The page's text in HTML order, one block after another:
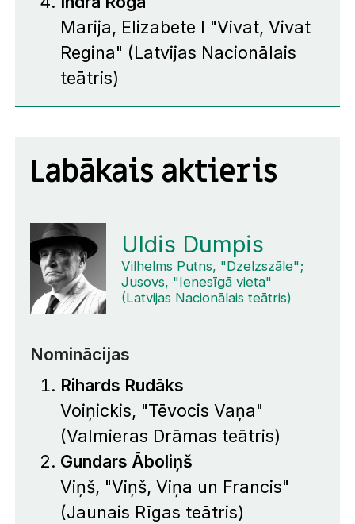
Marija, Elizabete I "Vivat, Vivat
Regina" (Latvijas Nacionālais
teātris)
Labākais aktieris
Uldis Dumpis
Vilhelms Putns, "Dzelzszāle";
Jusovs, "Ienesīgā vieta"
(Latvijas Nacionālais teātris)
Nominācijas
Rihards Rudāks
Voiņickis, "Tēvocis Vaņa"
(Valmieras Drāmas teātris)
Gundars Āboliņš
Viņš, "Viņš, Viņa un Francis"
(Jaunais Rīgas teātris)